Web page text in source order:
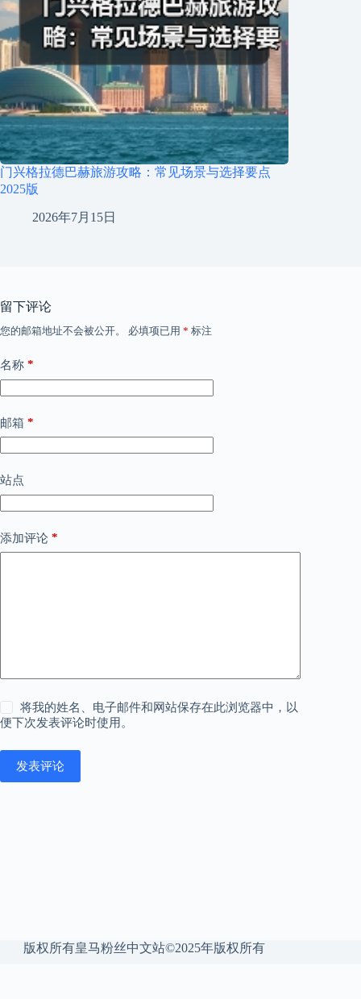
门兴格拉德巴赫旅游攻略：常见场景与选择要点
2025版
2026年7月15日
留下评论
您的邮箱地址不会被公开。 必填项已用 * 标注
名称 *
邮箱 *
站点
添加评论 *
将我的姓名、电子邮件和网站保存在此浏览器中，以
便下次发表评论时使用。
发表评论
版权所有皇马粉丝中文站©2025年版权所有